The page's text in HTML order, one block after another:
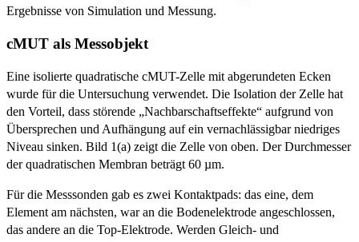
Ergebnisse von Simulation und Messung.
cMUT als Messobjekt
Eine isolierte quadratische cMUT-Zelle mit abgerundeten Ecken
wurde für die Untersuchung verwendet. Die Isolation der Zelle hat
den Vorteil, dass störende „Nachbarschaftseffekte“ aufgrund von
Übersprechen und Aufhängung auf ein vernachlässigbar niedriges
Niveau sinken. Bild 1(a) zeigt die Zelle von oben. Der Durchmesser
der quadratischen Membran beträgt 60 µm.
Für die Messsonden gab es zwei Kontaktpads: das eine, dem
Element am nächsten, war an die Bodenelektrode angeschlossen,
das andere an die Top-Elektrode. Werden Gleich- und